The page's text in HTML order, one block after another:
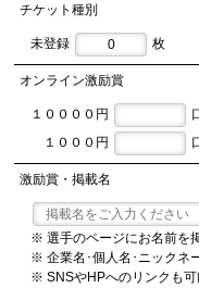
チケット種別
未登録 枚
オンライン激励賞
１００００円
１０００円
激励賞・掲載名
※ 選手のページにお名前を
※ 企業名･個人名･ニックネ
※ SNSやHPへのリンクも可